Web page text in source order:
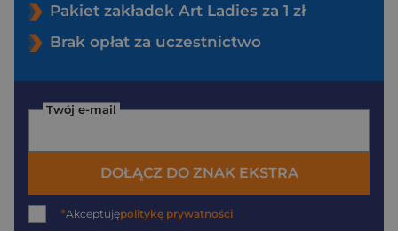
Pakiet zakładek Art Ladies za 1 zł
Brak opłat za uczestnictwo
Twój e-mail
DOŁĄCZ DO ZNAK EKSTRA
*Akceptujępolitykę prywatności